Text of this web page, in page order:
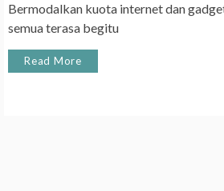
Bermodalkan kuota internet dan
semua terasa begitu
Read More